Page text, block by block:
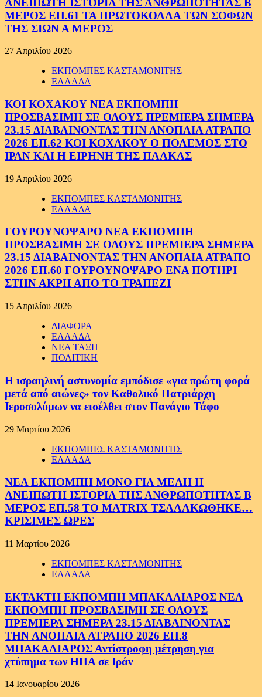
ΜΕΡΟΣ ΕΠ.61 ΤΑ ΠΡΩΤΟΚΟΛΛΑ ΤΩΝ ΣΟΦΩΝ
ΤΗΣ ΣΙΩΝ Α ΜΕΡΟΣ
27 Απριλίου 2026
ΕΚΠΟΜΠΕΣ ΚΑΣΤΑΜΟΝΙΤΗΣ
ΕΛΛΑΔΑ
ΚΟΙ ΚΟΧΑΚΟΥ ΝΕΑ ΕΚΠΟΜΠΗ
ΠΡΟΣΒΑΣΙΜΗ ΣΕ ΟΛΟΥΣ ΠΡΕΜΙΕΡΑ ΣΗΜΕΡΑ
23.15 ΔΙΑΒΑΙΝΟΝΤΑΣ ΤΗΝ ΑΝΟΠΑΙΑ ΑΤΡΑΠΟ
2026 ΕΠ.62 ΚΟΙ ΚΟΧΑΚΟΥ Ο ΠΟΛΕΜΟΣ ΣΤΟ
ΙΡΑΝ ΚΑΙ Η ΕΙΡΗΝΗ ΤΗΣ ΠΛΑΚΑΣ
19 Απριλίου 2026
ΕΚΠΟΜΠΕΣ ΚΑΣΤΑΜΟΝΙΤΗΣ
ΕΛΛΑΔΑ
ΓΟΥΡΟΥΝΟΨΑΡΟ ΝΕΑ ΕΚΠΟΜΠΗ
ΠΡΟΣΒΑΣΙΜΗ ΣΕ ΟΛΟΥΣ ΠΡΕΜΙΕΡΑ ΣΗΜΕΡΑ
23.15 ΔΙΑΒΑΙΝΟΝΤΑΣ ΤΗΝ ΑΝΟΠΑΙΑ ΑΤΡΑΠΟ
2026 ΕΠ.60 ΓΟΥΡΟΥΝΟΨΑΡΟ ΕΝΑ ΠΟΤΗΡΙ
ΣΤΗΝ ΑΚΡΗ ΑΠΟ ΤΟ ΤΡΑΠΕΖΙ
15 Απριλίου 2026
ΔΙΑΦΟΡΑ
ΕΛΛΑΔΑ
ΝΕΑ ΤΑΞΗ
ΠΟΛΙΤΙΚΗ
Η ισραηλινή αστυνομία εμπόδισε «για πρώτη φορά
μετά από αιώνες» τον Καθολικό Πατριάρχη
Ιεροσολύμων να εισέλθει στον Πανάγιο Τάφο
29 Μαρτίου 2026
ΕΚΠΟΜΠΕΣ ΚΑΣΤΑΜΟΝΙΤΗΣ
ΕΛΛΑΔΑ
ΝΕΑ ΕΚΠΟΜΠΗ ΜΟΝΟ ΓΙΑ ΜΕΛΗ Η
ΑΝΕΙΠΩΤΗ ΙΣΤΟΡΙΑ ΤΗΣ ΑΝΘΡΩΠΟΤΗΤΑΣ Β
ΜΕΡΟΣ ΕΠ.58 ΤΟ MATRIX ΤΣΑΛΑΚΩΘΗΚΕ…
ΚΡΙΣΙΜΕΣ ΩΡΕΣ
11 Μαρτίου 2026
ΕΚΠΟΜΠΕΣ ΚΑΣΤΑΜΟΝΙΤΗΣ
ΕΛΛΑΔΑ
ΕΚΤΑΚΤΗ ΕΚΠΟΜΠΗ ΜΠΑΚΑΛΙΑΡΟΣ ΝΕΑ
ΕΚΠΟΜΠΗ ΠΡΟΣΒΑΣΙΜΗ ΣΕ ΟΛΟΥΣ
ΠΡΕΜΙΕΡΑ ΣΗΜΕΡΑ 23.15 ΔΙΑΒΑΙΝΟΝΤΑΣ
ΤΗΝ ΑΝΟΠΑΙΑ ΑΤΡΑΠΟ 2026 ΕΠ.8
ΜΠΑΚΑΛΙΑΡΟΣ Αντίστροφη μέτρηση για
χτύπημα των ΗΠΑ σε Ιράν
14 Ιανουαρίου 2026